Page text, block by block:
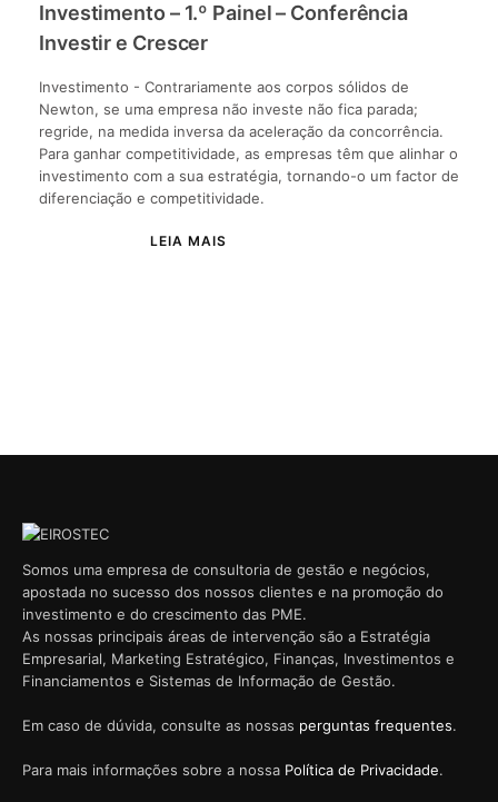
Investimento – 1.º Painel – Conferência
Investir e Crescer
Investimento - Contrariamente aos corpos sólidos de
Newton, se uma empresa não investe não fica parada;
regride, na medida inversa da aceleração da concorrência.
Para ganhar competitividade, as empresas têm que alinhar o
investimento com a sua estratégia, tornando-o um factor de
diferenciação e competitividade.
Somos uma empresa de consultoria de gestão e negócios,
apostada no sucesso dos nossos clientes e na promoção do
investimento e do crescimento das PME.
As nossas principais áreas de intervenção são a Estratégia
Empresarial, Marketing Estratégico, Finanças, Investimentos e
Financiamentos e Sistemas de Informação de Gestão.
Em caso de dúvida, consulte as nossas perguntas frequentes.
Para mais informações sobre a nossa Política de Privacidade.